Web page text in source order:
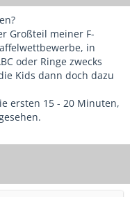
Großteil meiner F-
in
oder Ringe zwecks
Kids dann doch dazu
ersten 15 - 20 Minuten,